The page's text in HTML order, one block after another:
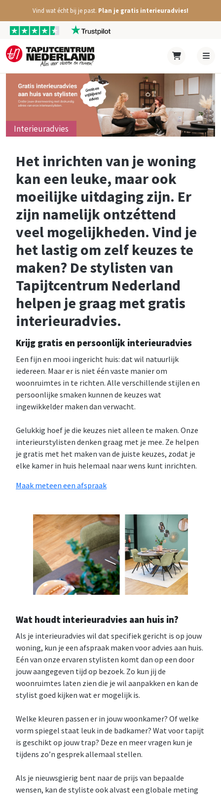
Vind wat écht bij je past. Plan je gratis interieuradvies!
Interieuradvies
Het inrichten van je woning
kan een leuke, maar ook
moeilijke uitdaging zijn. Er
zijn namelijk ontzéttend
veel mogelijkheden. Vind je
het lastig om zelf keuzes te
maken? De stylisten van
Tapijtcentrum Nederland
helpen je graag met gratis
interieuradvies.
Krijg gratis en persoonlijk interieuradvies
Een fijn en mooi ingericht huis: dat wil natuurlijk
iedereen. Maar er is niet één vaste manier om
woonruimtes in te richten. Alle verschillende stijlen en
persoonlijke smaken kunnen de keuzes wat
ingewikkelder maken dan verwacht.
Gelukkig hoef je die keuzes niet alleen te maken. Onze
interieurstylisten denken graag met je mee. Ze helpen
je gratis met het maken van de juiste keuzes, zodat je
elke kamer in huis helemaal naar wens kunt inrichten.
Maak meteen een afspraak
Wat houdt interieuradvies aan huis in?
Als je interieuradvies wil dat specifiek gericht is op jouw
woning, kun je een afspraak maken voor advies aan huis.
Eén van onze ervaren stylisten komt dan op een door
jouw aangegeven tijd op bezoek. Zo kun jij de
woonruimtes laten zien die je wil aanpakken en kan de
stylist goed kijken wat er mogelijk is.
Welke kleuren passen er in jouw woonkamer? Of welke
vorm spiegel staat leuk in de badkamer? Wat voor tapijt
is geschikt op jouw trap? Deze en meer vragen kun je
tijdens zo’n gesprek allemaal stellen.
Als je nieuwsgierig bent naar de prijs van bepaalde
wensen, kan de styliste ook alvast een globale meting